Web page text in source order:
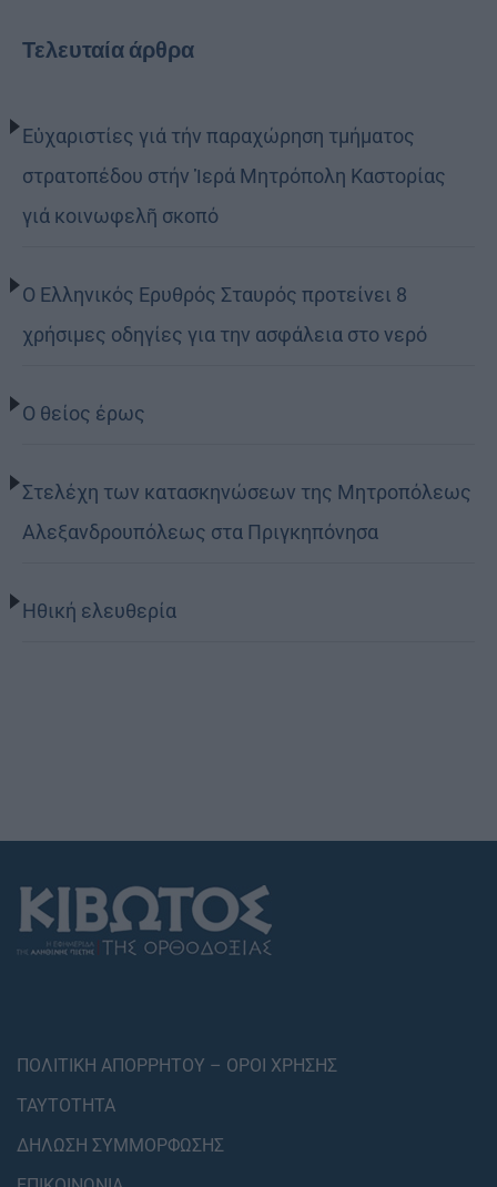
Τελευταία άρθρα
Εὐχαριστίες γιά τήν παραχώρηση τμήματος
στρατοπέδου στήν Ἱερά Μητρόπολη Καστορίας
γιά κοινωφελῆ σκοπό
Ο Ελληνικός Ερυθρός Σταυρός προτείνει 8
χρήσιμες οδηγίες για την ασφάλεια στο νερό
Ο θείος έρως
Στελέχη των κατασκηνώσεων της Μητροπόλεως
Αλεξανδρουπόλεως στα Πριγκηπόνησα
Ηθική ελευθερία
ΠΟΛΙΤΙΚΗ ΑΠΟΡΡΗΤΟΥ – ΟΡΟΙ ΧΡΗΣΗΣ
ΤΑΥΤΟΤΗΤΑ
ΔΗΛΩΣΗ ΣΥΜΜΟΡΦΩΣΗΣ